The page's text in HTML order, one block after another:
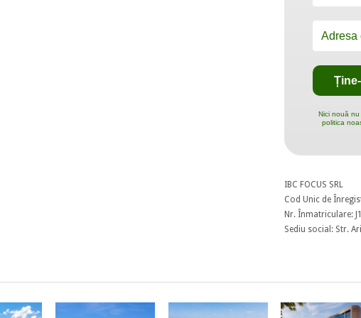
Nici nouă
politica
IBC FOCUS SRL
Cod Unic de
Nr. Înmatriculare:
Sediu social: Str.